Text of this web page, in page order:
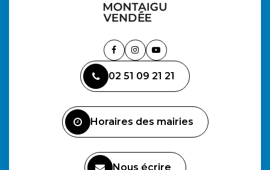
Lien
le
compte
Lien
le
compte
Lien
la
chaîne
02 51 09 21 21
Horaires des mairies
Nous écrire